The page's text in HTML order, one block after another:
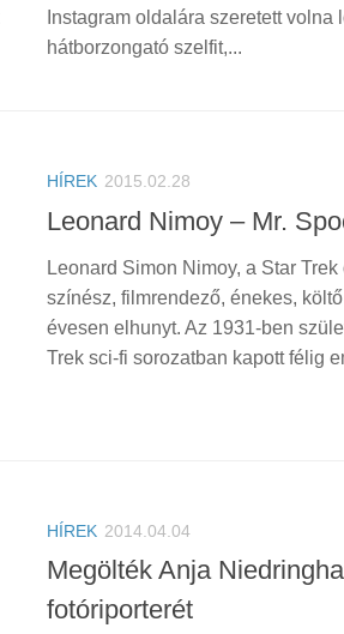
Instagram oldalára szeretett volna
hátborzongató szelfit,...
HÍREK 2015.02.28
Leonard Nimoy – Mr.
Leonard Simon Nimoy, a Star
színész, filmrendező, énekes,
évesen elhunyt. Az 1931-ben
Trek sci-fi sorozatban kapott félig
HÍREK 2014.04.04
Megölték Anja
fotóriporterét